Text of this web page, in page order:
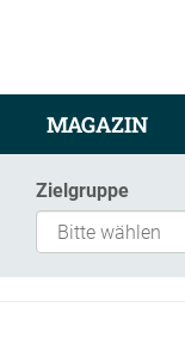
MAGAZIN
Zielgruppe